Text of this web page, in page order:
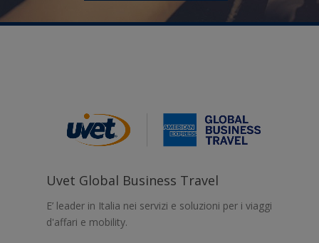
Uvet Global Business Travel
E’ leader in Italia nei servizi e soluzioni per i viaggi
d'affari e mobility.